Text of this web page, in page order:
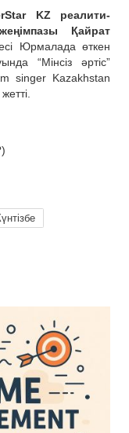
KZ реалити-
Қайрат
Юрмалада өткен
“Мінсіз әртіс”
singer Kazakhstan